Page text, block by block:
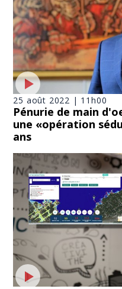
25 août 2022 | 11h00
Pénurie de main
une «opération
ans